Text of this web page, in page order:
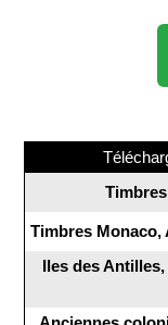
Timbres Monaco,
Iles des